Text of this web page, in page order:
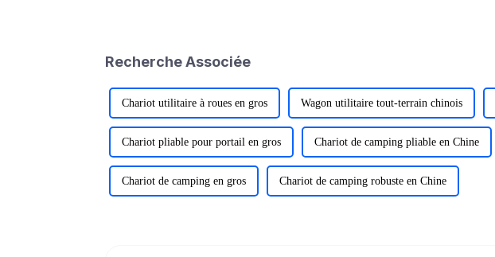
Recherche Associée
Chariot utilitaire à roues en gros Wagon utilitaire tout-terrain chinois
Chariot pliable pour portail en gros Chariot de camping pliable en Chine
Chariot de camping en gros Chariot de camping robuste en Chine